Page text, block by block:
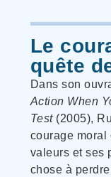
Le
quête
Dans son
Action When
Test(2005),
courage moral
valeurs et ses
chose à